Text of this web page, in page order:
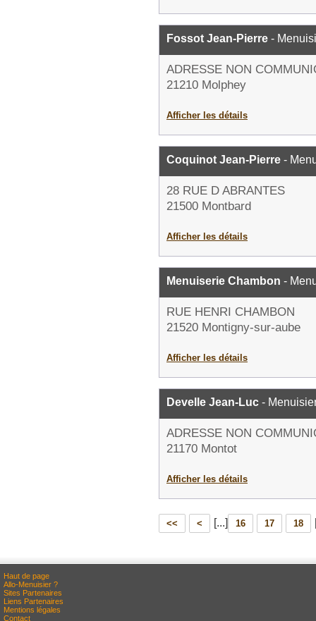
Fossot Jean-Pierre -
ADRESSE NON
21210 Molphey
Afficher les détails
Coquinot Jean-Pierre -
28 RUE D ABRANTES
21500 Montbard
Afficher les détails
Menuiserie Chambon -
RUE HENRI CHAMBON
21520 Montigny-sur-aube
Afficher les détails
Develle Jean-Luc -
ADRESSE NON
21170 Montot
Afficher les détails
<< < [...] 16 17 18
Haut de page
Allo-Menuisier ?
Sites Partenaires
Liens Partenaires
Mentions légales
Contact